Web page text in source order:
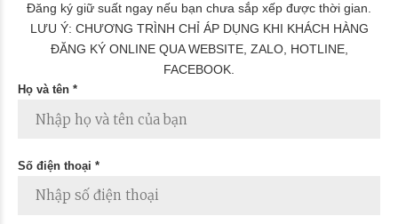
Đăng ký giữ suất ngay nếu bạn chưa sắp xếp được thời gian.
LƯU Ý: CHƯƠNG TRÌNH CHỈ ÁP DỤNG KHI KHÁCH HÀNG
ĐĂNG KÝ ONLINE QUA WEBSITE, ZALO, HOTLINE,
FACEBOOK.
Họ và tên *
Số điện thoại *